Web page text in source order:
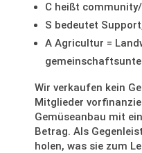
C heißt
S bedeutet
A Agricultur =
Wir verkaufen kein
Mitglieder
Gemüseanbau mit
Betrag. Als
holen, was sie zum